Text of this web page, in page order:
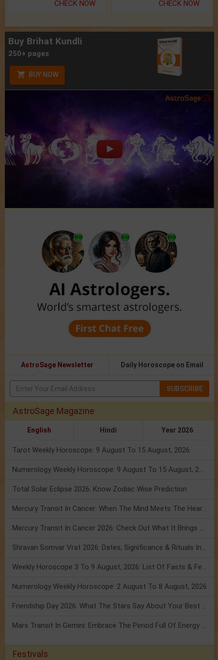
CHECK NOW CHECK NOW
Buy Brihat Kundli
250+ pages
BUY NOW
AstroSage Newsletter Daily Horoscope on Email
SUBSCRIBE
AstroSage Magazine
English Hindi Year 2026
Tarot Weekly Horoscope: 9 August To 15 August, 2026
Numerology Weekly Horoscope: 9 August To 15 August, 2026
Total Solar Eclipse 2026: Know Zodiac Wise Prediction
Mercury Transit In Cancer: When The Mind Meets The Heart!
Mercury Transit In Cancer 2026: Check Out What It Brings For You
Shravan Somvar Vrat 2026: Dates, Significance & Rituals In August
Weekly Horoscope 3 To 9 August, 2026: List Of Fasts & Festivals
Numerology Weekly Horoscope: 2 August To 8 August, 2026
Friendship Day 2026: What The Stars Say About Your Best Friend!
Mars Transit In Gemini: Embrace The Period Full Of Energy & Intelligence
Festivals